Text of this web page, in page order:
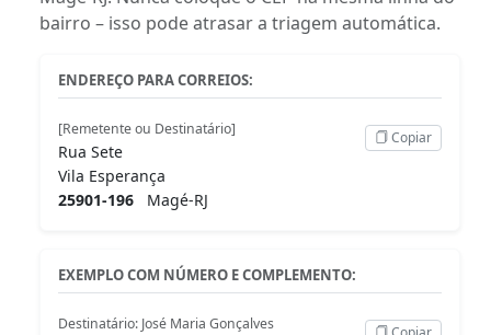
bairro – isso pode atrasar a triagem automática.
ENDEREÇO PARA CORREIOS:
[Remetente ou Destinatário]
Rua Sete
Vila Esperança
25901-196 Magé-RJ
Copiar
EXEMPLO COM NÚMERO E COMPLEMENTO:
Destinatário: José Maria Gonçalves